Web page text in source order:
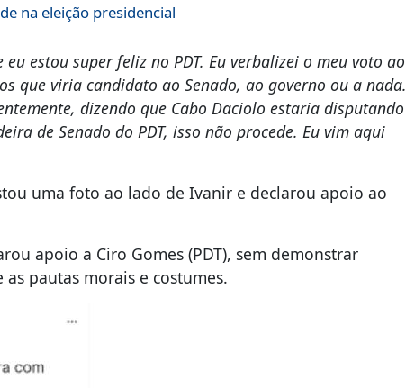
na eleição presidencial
eu estou super feliz no PDT. Eu verbalizei o meu voto ao
que viria candidato ao Senado, ao governo ou a nada.
dizendo que Cabo Daciolo estaria disputando
de Senado do PDT, isso não procede. Eu vim aqui
uma foto ao lado de Ivanir e declarou apoio ao
apoio a Ciro Gomes (PDT), sem demonstrar
pautas morais e costumes.